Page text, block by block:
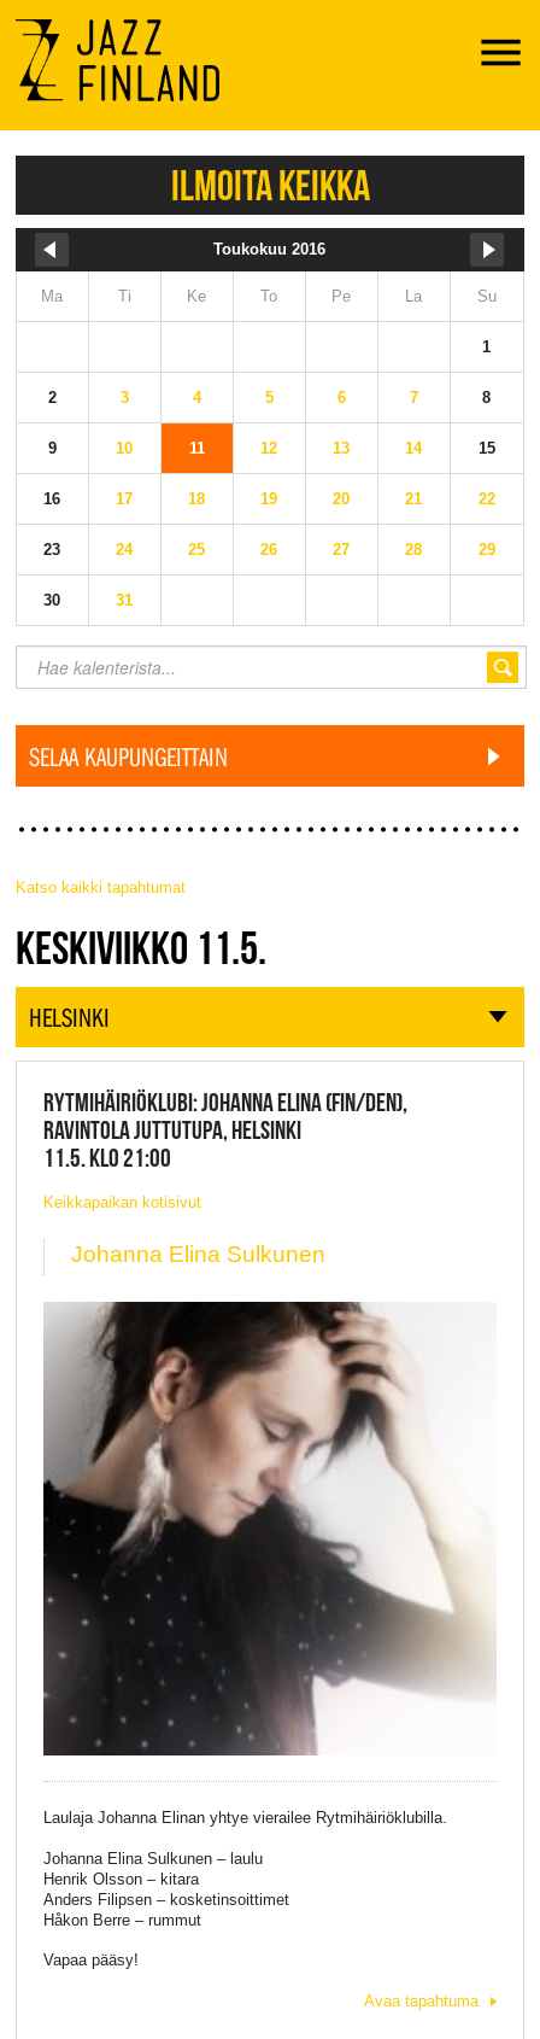
Menu
ILMOITA KEIKKA
Toukokuu 2016
Ma Ti Ke To Pe La Su
1
2 3 4 5 6 7 8
9 10 11 12 13 14 15
16 17 18 19 20 21 22
23 24 25 26 27 28 29
30 31
SELAA KAUPUNGEITTAIN
Katso kaikki tapahtumat
JAZZ FINLAND LIVE
KESKIVIIKKO 11.5.
HELSINKI
RYTMIHÄIRIÖKLUBI: JOHANNA ELINA (FIN/DEN),
RAVINTOLA JUTTUTUPA, HELSINKI
11.5. KLO 21:00
Keikkapaikan kotisivut
Johanna Elina Sulkunen
Laulaja Johanna Elinan yhtye vierailee Rytmihäiriöklubilla.
Johanna Elina Sulkunen – laulu
Henrik Olsson – kitara
Anders Filipsen – kosketinsoittimet
Håkon Berre – rummut
Vapaa pääsy!
Avaa tapahtuma